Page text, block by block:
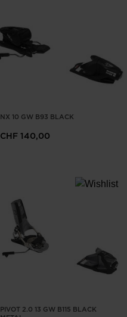
NX 10 GW B93 BLACK
CHF 140,00
PIVOT 2.0 13 GW B115 BLACK